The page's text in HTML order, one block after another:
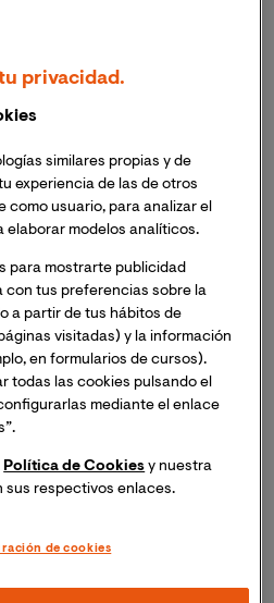
crecer y progresar
personal, y que les
en sus entornos.
encargados de impulsar
en todos los niveles
creado ‘Somos VIU’, una
departamentos de la
la sección con
de Calidad
de Títulos.
poco sobre ti?
Máster en Criminología y,
en Medicina en la línea de
Académica e Innovación de
privacidad.
similares propias y de
experiencia de las de otros
como usuario, para analizar el
elaborar modelos analíticos.
para mostrarte publicidad
con tus preferencias sobre la
a partir de tus hábitos de
visitadas) y la información
en formularios de cursos).
todas las cookies pulsando el
mediante el enlace
Política de Cookies y nuestra
sus respectivos enlaces.
de cookies